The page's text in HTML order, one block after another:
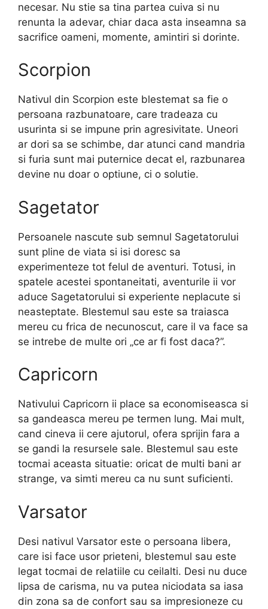
necesar. Nu stie sa tina partea cuiva si nu
renunta la adevar, chiar daca asta inseamna sa
sacrifice oameni, momente, amintiri si dorinte.
Scorpion
Nativul din Scorpion este blestemat sa fie o
persoana razbunatoare, care tradeaza cu
usurinta si se impune prin agresivitate. Uneori
ar dori sa se schimbe, dar atunci cand mandria
si furia sunt mai puternice decat el, razbunarea
devine nu doar o optiune, ci o solutie.
Sagetator
Persoanele nascute sub semnul Sagetatorului
sunt pline de viata si isi doresc sa
experimenteze tot felul de aventuri. Totusi, in
spatele acestei spontaneitati, aventurile ii vor
aduce Sagetatorului si experiente neplacute si
neasteptate. Blestemul sau este sa traiasca
mereu cu frica de necunoscut, care il va face sa
se intrebe de multe ori „ce ar fi fost daca?”.
Capricorn
Nativului Capricorn ii place sa economiseasca si
sa gandeasca mereu pe termen lung. Mai mult,
cand cineva ii cere ajutorul, ofera sprijin fara a
se gandi la resursele sale. Blestemul sau este
tocmai aceasta situatie: oricat de multi bani ar
strange, va simti mereu ca nu sunt suficienti.
Varsator
Desi nativul Varsator este o persoana libera,
care isi face usor prieteni, blestemul sau este
legat tocmai de relatiile cu ceilalti. Desi nu duce
lipsa de carisma, nu va putea niciodata sa iasa
din zona sa de confort sau sa impresioneze cu